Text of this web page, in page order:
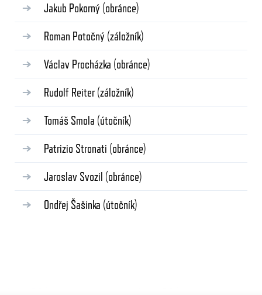
Jakub Pokorný (obránce)
Roman Potočný (záložník)
Václav Procházka (obránce)
Rudolf Reiter (záložník)
Tomáš Smola (útočník)
Patrizio Stronati (obránce)
Jaroslav Svozil (obránce)
Ondřej Šašinka (útočník)